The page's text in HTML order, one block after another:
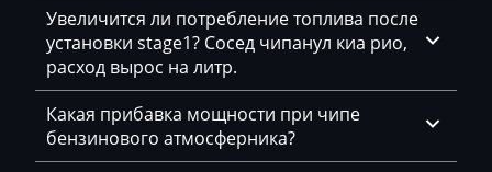
Dongfeng
Doosan
Doppstadt
Dynapac
Увеличится ли потребление топлива после
установки stage1? Сосед чипанул киа рио,
расход вырос на литр.
Какая прибавка мощности при чипе
бензинового атмосферника?